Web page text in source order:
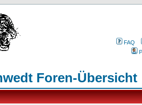
FAQ
Foren-Übersicht